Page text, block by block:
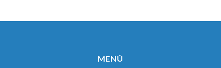
MENÚ